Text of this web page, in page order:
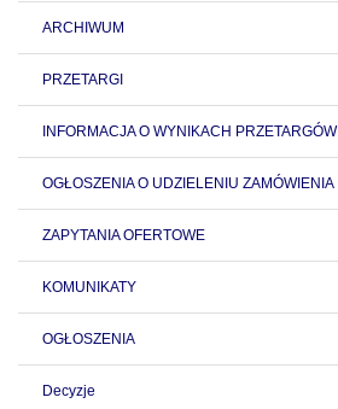
ARCHIWUM
PRZETARGI
INFORMACJA O WYNIKACH PRZETARGÓW
OGŁOSZENIA O UDZIELENIU ZAMÓWIENIA
ZAPYTANIA OFERTOWE
KOMUNIKATY
OGŁOSZENIA
Decyzje